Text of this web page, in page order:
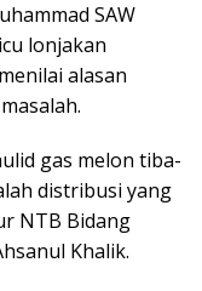
SAW
lonjakan
alasan
gas melon tiba-
distribusi yang
NTB Bidang
Khalik.